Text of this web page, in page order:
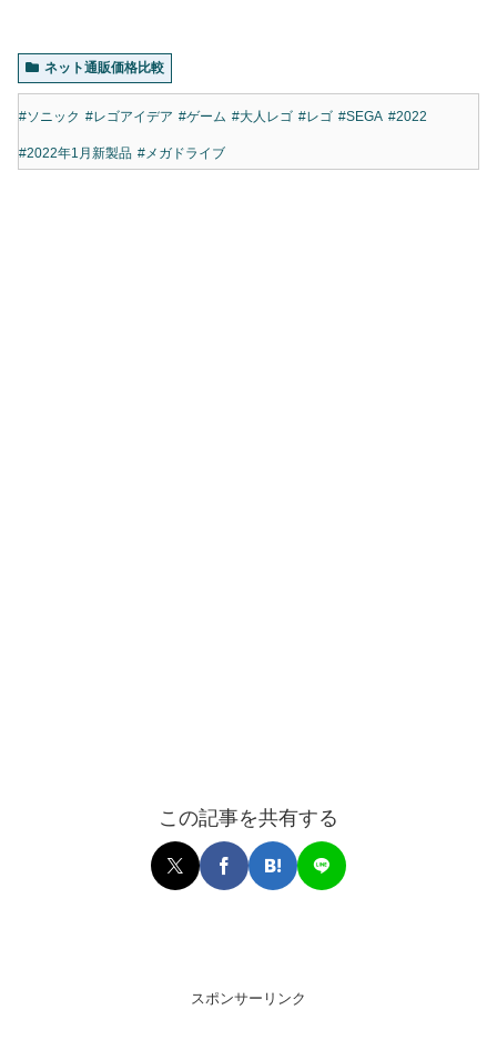
ネット通販価格比較
#ソニック #レゴアイデア #ゲーム #大人レゴ #レゴ #SEGA #2022
#2022年1月新製品 #メガドライブ
この記事を共有する
スポンサーリンク